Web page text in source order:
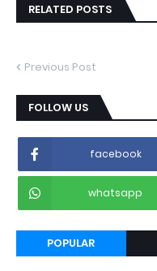
RELATED POSTS
Previous Post
FOLLOW US
facebook
whatsapp
POPULAR